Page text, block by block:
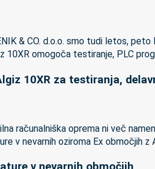
& CO. d.o.o. smo tudi letos,
10XR za testiranja,
računalniška oprema ni več